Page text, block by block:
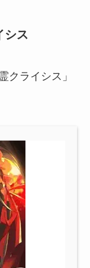
シス
クライシス」